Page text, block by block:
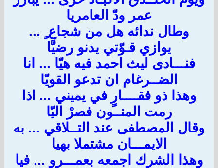
عمر ودّ العامريا
وطال ندائه هل من شجاعِ ٍ ...
يوازي قـوّتي يدنو رضيّا
فنـــادى ليث احمد فيه هيّا ... انا
الضــرغام ان تدعو القويّا
وهذا ذو فقــــارٍ في يميني ... اذا
رمت المنــون فصرْ اليّا
وقال المصطفى عند التــلاقي ... به
الايمـــان مشتملا بهيا
وهذا الشرك اجمعه بعمـــرو ... فيا